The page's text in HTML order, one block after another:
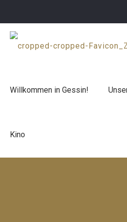
Willkommen in Gessin!
Kino